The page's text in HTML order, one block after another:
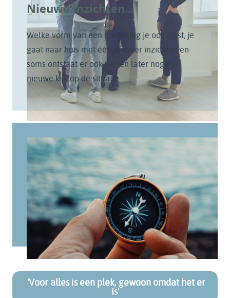
Nieuwe inzichten...
Welke vorm van een opstelling je ook kiest, je
gaat naar huis met één of meer inzichten en
soms ontstaat er ook weken later nog een
nieuwe kijk op de situatie.
'Voor alles is een plek, gewoon omdat het er
is'